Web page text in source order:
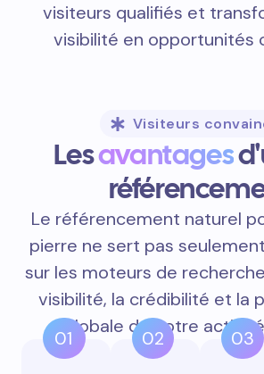
visiteurs qualifiés et
visibilité en opportunités
Visiteurs
Lesavantages
Le référencement naturel
pierre ne sert pas
sur les moteurs de
visibilité, la crédibilité et la
globale de votre
01 02 03